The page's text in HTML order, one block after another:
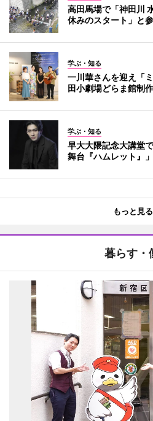
高田馬場で「神田川
休みのスタート」と
学ぶ・知る
一川華さんを迎え「
田小劇場どらま館制
学ぶ・知る
早大大隈記念大講堂
舞台『ハムレット』」
もっと見る
暮らす・